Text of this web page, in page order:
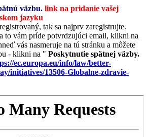
väzbu. link na pridanie vašej
jazyku
tak sa najprv zaregistrujte.
to vám príde potvrdzujúci email, klikni na
vás nasmeruje na tú stránku a môžete
- klikni na " Poskytnutie spätnej väzby.
ec.europa.eu/info/law/better-
initiatives/13506-Globalne-zdravie-